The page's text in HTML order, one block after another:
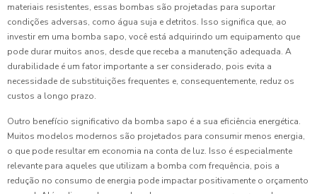
materiais resistentes, essas bombas são projetadas para suportar
condições adversas, como água suja e detritos. Isso significa que, ao
investir em uma bomba sapo, você está adquirindo um equipamento que
pode durar muitos anos, desde que receba a manutenção adequada. A
durabilidade é um fator importante a ser considerado, pois evita a
necessidade de substituições frequentes e, consequentemente, reduz os
custos a longo prazo.
Outro benefício significativo da bomba sapo é a sua eficiência energética.
Muitos modelos modernos são projetados para consumir menos energia,
o que pode resultar em economia na conta de luz. Isso é especialmente
relevante para aqueles que utilizam a bomba com frequência, pois a
redução no consumo de energia pode impactar positivamente o orçamento